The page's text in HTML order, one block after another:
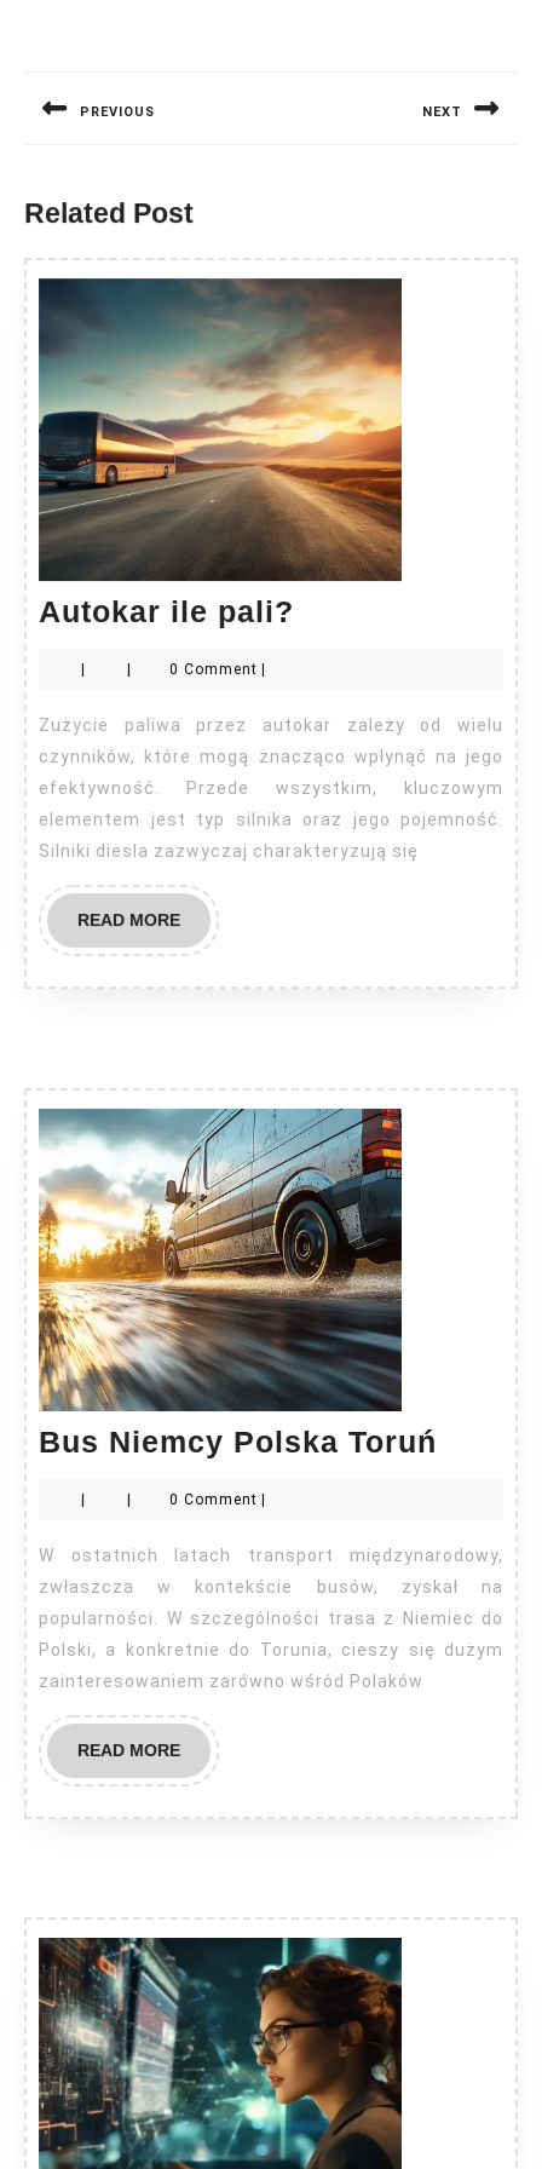
PREVIOUS NEXT
Related Post
Autokar ile pali?
0 Comment
Zużycie paliwa przez autokar zależy od wielu
czynników, które mogą znacząco wpłynąć na jego
efektywność. Przede wszystkim, kluczowym
elementem jest typ silnika oraz jego pojemność.
Silniki diesla zazwyczaj charakteryzują się
READ MOREREAD
MORE
Bus Niemcy Polska Toruń
Polska
Toruń
| | 0 Comment |
W ostatnich latach transport międzynarodowy,
zwłaszcza w kontekście busów, zyskał na
popularności. W szczególności trasa z Niemiec do
Polski, a konkretnie do Torunia, cieszy się dużym
zainteresowaniem zarówno wśród Polaków
READ MOREREAD
MORE